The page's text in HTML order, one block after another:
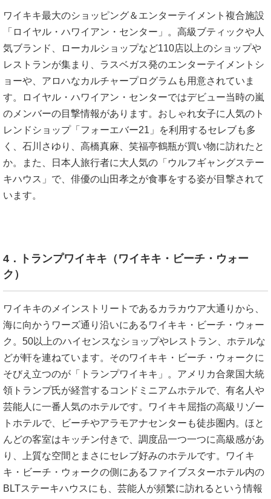
ワイキキ最大のショッピング＆エンターテイメント複合施設
「ロイヤル・ハワイアン・センター」。高級ブティックや人
気ブランド、ローカルショップなど110店以上のショップや
レストランが集まり、ラスベガス発のエンターテイメントシ
ョーや、アロハなカルチャープログラムも用意されていま
す。ロイヤル・ハワイアン・センターではデビュー当時の嵐
のメンバーの目撃情報があります。おしゃれ女子に人気のト
レンドショップ「フォーエバー21」を利用するセレブも多
く、石川さゆり、高橋真麻、笑福亭鶴瓶が買い物に訪れたと
か。また、日本人旅行者に大人気の「ウルフギャングステー
キハウス」で、俳優の山田孝之が食事をする姿が目撃されて
います。
4．トランプワイキキ（ワイキキ・ビーチ・ウォー
ク）
ワイキキのメインストリートであるカラカウア大通りから、
海に向かうワーズ通り沿いにあるワイキキ・ビーチ・ウォー
ク。50以上のハイセンスなショップやレストラン、ホテルな
どが軒を連ねています。そのワイキキ・ビーチ・ウォークに
そびえ立つのが「トランプワイキキ」。アメリカ合衆国大統
領トランプ氏が経営するコンドミニアムホテルで、有名人や
芸能人に一番人気のホテルです。ワイキキ屈指の高級リゾー
トホテルで、ビーチやアラモアナセンターも徒歩圏内。ほと
んどの客室はキッチン付きで、調度品一つ一つに高級感があ
り、上質な空間とまさにセレブ好みのホテルです。ワイキ
キ・ビーチ・ウォークの側にあるファイブスターホテル内の
BLTステーキハウスにも、芸能人が頻繁に訪れるという情報